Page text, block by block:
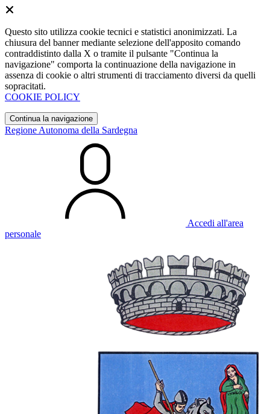
Questo sito utilizza cookie tecnici e statistici anonimizzati. La
chiusura del banner mediante selezione dell'apposito comando
contraddistinto dalla X o tramite il pulsante "Continua la
navigazione" comporta la continuazione della navigazione in
assenza di cookie o altri strumenti di tracciamento diversi da quelli
sopracitati.
COOKIE POLICY
Continua la navigazione
Regione Autonoma della Sardegna
Accedi all'area
personale